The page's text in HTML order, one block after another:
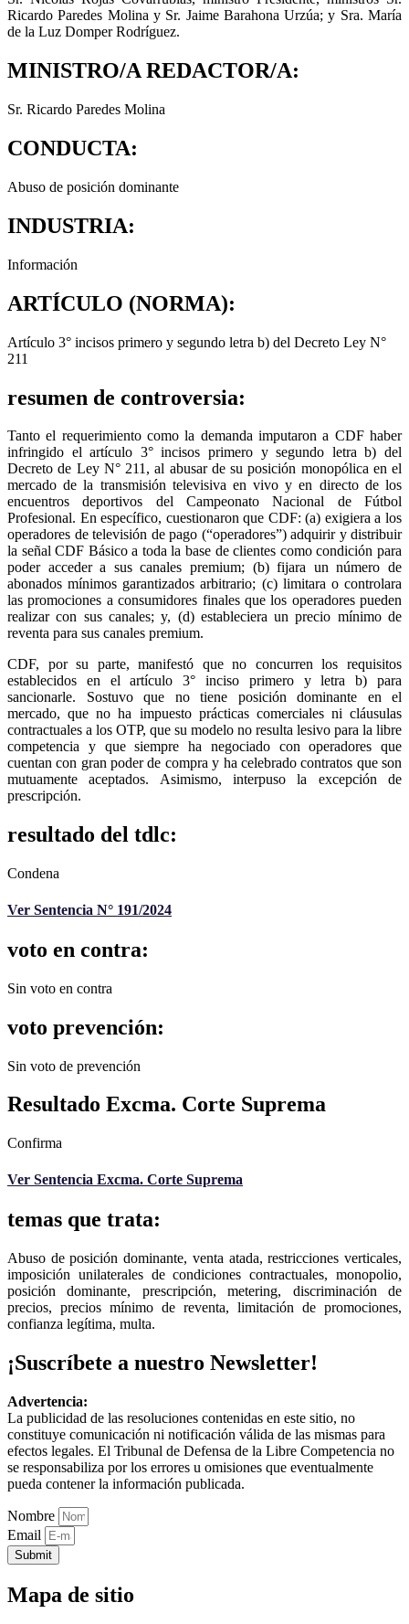
Ricardo Paredes Molina y Sr. Jaime Barahona Urzúa; y Sra. María
de la Luz Domper Rodríguez.
MINISTRO/A REDACTOR/A:
Sr. Ricardo Paredes Molina
CONDUCTA:
Abuso de posición dominante
INDUSTRIA:
Información
ARTÍCULO (NORMA):
Artículo 3° incisos primero y segundo letra b) del Decreto Ley N°
211
resumen de controversia:
Tanto el requerimiento como la demanda imputaron a CDF haber
infringido el artículo 3° incisos primero y segundo letra b) del
Decreto de Ley N° 211, al abusar de su posición monopólica en el
mercado de la transmisión televisiva en vivo y en directo de los
encuentros deportivos del Campeonato Nacional de Fútbol
Profesional. En específico, cuestionaron que CDF: (a) exigiera a los
operadores de televisión de pago (“operadores”) adquirir y distribuir
la señal CDF Básico a toda la base de clientes como condición para
poder acceder a sus canales premium; (b) fijara un número de
abonados mínimos garantizados arbitrario; (c) limitara o controlara
las promociones a consumidores finales que los operadores pueden
realizar con sus canales; y, (d) estableciera un precio mínimo de
reventa para sus canales premium.
CDF, por su parte, manifestó que no concurren los requisitos
establecidos en el artículo 3° inciso primero y letra b) para
sancionarle. Sostuvo que no tiene posición dominante en el
mercado, que no ha impuesto prácticas comerciales ni cláusulas
contractuales a los OTP, que su modelo no resulta lesivo para la libre
competencia y que siempre ha negociado con operadores que
cuentan con gran poder de compra y ha celebrado contratos que son
mutuamente aceptados. Asimismo, interpuso la excepción de
prescripción.
resultado del tdlc:
Condena
Ver Sentencia N° 191/2024
voto en contra:
Sin voto en contra
voto prevención:
Sin voto de prevención
Resultado Excma. Corte Suprema
Confirma
Ver Sentencia Excma. Corte Suprema
temas que trata:
Abuso de posición dominante, venta atada, restricciones verticales,
imposición unilaterales de condiciones contractuales, monopolio,
posición dominante, prescripción, metering, discriminación de
precios, precios mínimo de reventa, limitación de promociones,
confianza legítima, multa.
¡Suscríbete a nuestro Newsletter!
Advertencia:
La publicidad de las resoluciones contenidas en este sitio, no
constituye comunicación ni notificación válida de las mismas para
efectos legales. El Tribunal de Defensa de la Libre Competencia no
se responsabiliza por los errores u omisiones que eventualmente
pueda contener la información publicada.
Nombre
Email
Submit
Mapa de sitio